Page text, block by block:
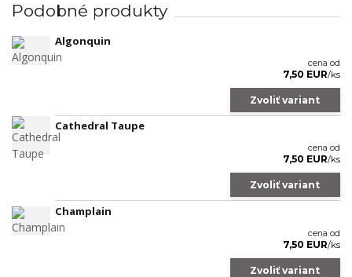
Podobné produkty
Algonquin
cena od
7,50 EUR/ks
Zvoliť variant
Cathedral Taupe
cena od
7,50 EUR/ks
Zvoliť variant
Champlain
cena od
7,50 EUR/ks
Zvoliť variant